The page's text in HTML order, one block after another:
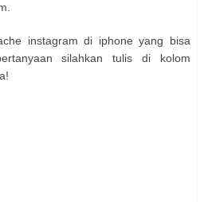
instagram di iphone yang bisa
silahkan tulis di kolom